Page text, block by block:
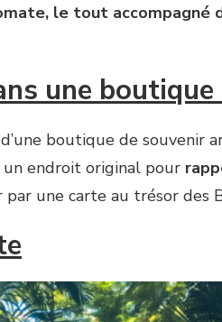
le tout accompagné
une
boutique de souvenir
un endroit original pour
une carte au trésor des